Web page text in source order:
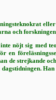
och
nöjt sig med
en
de strejkande